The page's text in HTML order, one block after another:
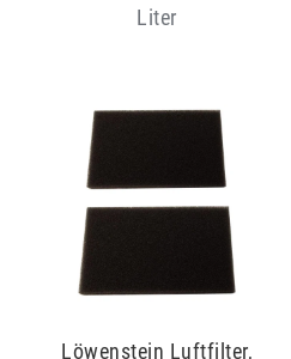
Liter
Löwenstein Luftfilter,